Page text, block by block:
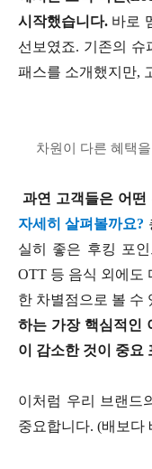
시작했습니다. 바로
선보였죠. 기존의 슈
패스를 소개했지만,
차원이 다른 혜택
과연 고객들은 어떤
자세히 살펴볼까요?
실히 좋은 후킹 포
OTT 등 음식 외에도
한 차별점으로 볼 수
하는 가장 핵심적인
이 감소한 것이 중요
이처럼 우리 브랜드
중요합니다. (배보다